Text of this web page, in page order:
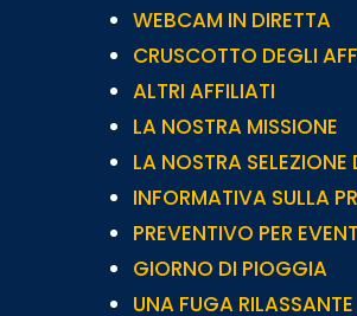
WEBCAM IN DIRETTA
CRUSCOTTO DEGLI
ALTRI AFFILIATI
LA NOSTRA MISSIONE
LA NOSTRA SELEZIONE
INFORMATIVA SULLA
PREVENTIVO PER
GIORNO DI PIOGGIA
UNA FUGA RILASSANTE